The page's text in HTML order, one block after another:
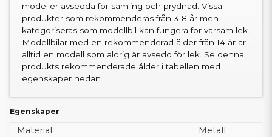
modeller avsedda för samling och prydnad. Vissa
produkter som rekommenderas från 3-8 år men
kategoriseras som modellbil kan fungera för varsam lek.
Modellbilar med en rekommenderad ålder från 14 år är
alltid en modell som aldrig är avsedd för lek. Se denna
produkts rekommenderade ålder i tabellen med
egenskaper nedan.
Egenskaper
Material
Metall